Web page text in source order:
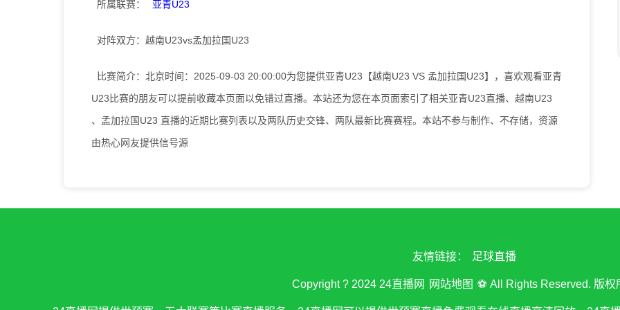
所属联赛： 亚青U23
对阵双方： 越南U23vs孟加拉国U23
比赛简介： 北京时间：2025-09-03 20:00:00为您提供亚青U23【越南U23 VS 孟加拉国U23】，喜欢观看亚青
U23比赛的朋友可以提前收藏本页面以免错过直播。本站还为您在本页面索引了相关亚青U23直播、越南U23
、孟加拉国U23 直播的近期比赛列表以及两队历史交锋、两队最新比赛赛程。本站不参与制作、不存储，资源
由热心网友提供信号源
友情链接： 足球直播
Copyright ? 2024 24直播网 网站地图 ⚽ All Rights Reserved. 版权